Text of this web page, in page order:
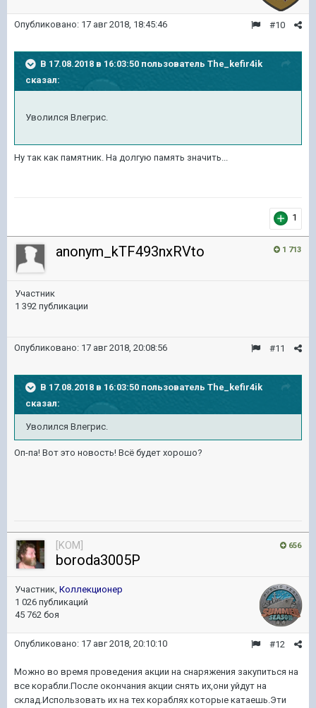
#10
Опубликовано: 17 авг 2018, 18:45:46
В 17.08.2018 в 16:03:50 пользователь The_kefir4ik
сказал:
Уволился Влегрис.
Ну так как памятник. На долгую память значить...
1
1 713
anonym_kTF493nxRVto
Участник
1 392 публикации
#11
Опубликовано: 17 авг 2018, 20:08:56
В 17.08.2018 в 16:03:50 пользователь The_kefir4ik
сказал:
Уволился Влегрис.
Оп-па! Вот это новость! Всё будет хорошо?
656
[KOM]
boroda3005P
Участник, Коллекционер
1 026 публикаций
45 762 боя
#12
Опубликовано: 17 авг 2018, 20:10:10
Можно во время проведения акции на снаряжения закупиться на
все корабли.После окончания акции снять их,они уйдут на
склад.Использовать их на тех кораблях которые катаешь.Эти